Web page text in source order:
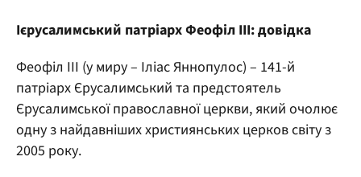
Ієрусалимський патріарх Феофіл III: довідка
Феофіл III (у миру – Іліас Яннопулос) – 141-й
патріарх Єрусалимський та предстоятель
Єрусалимської православної церкви, який очолює
одну з найдавніших християнських церков світу з
2005 року.